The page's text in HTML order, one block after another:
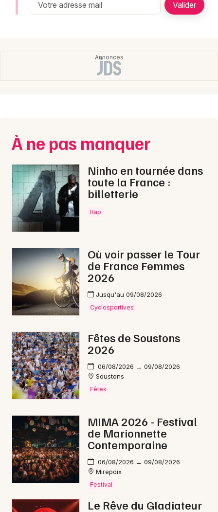
À ne pas manquer
Ninho en tournée dans
toute la France :
billetterie
Rap
Où voir passer le Tour
de France Femmes
2026
Jusqu'au 09/08/2026
Cyclosportives
Fêtes de Soustons
2026
06/08/2026 → 09/08/2026
Soustons
Fêtes
MIMA 2026 - Festival
de Marionnette
Contemporaine
06/08/2026 → 09/08/2026
Mirepoix
Festival
Le Rêve du Gladiateur